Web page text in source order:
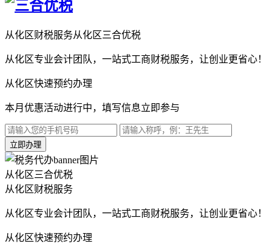
从化区财税服务从化区三合优税
从化区专业会计团队，一站式工商财税服务，让创业更省心！
从化区快速预约办理
本月优惠活动进行中，填写信息立即参与
立即办理
从化区三合优税
从化区财税服务
从化区专业会计团队，一站式工商财税服务，让创业更省心！
从化区快速预约办理